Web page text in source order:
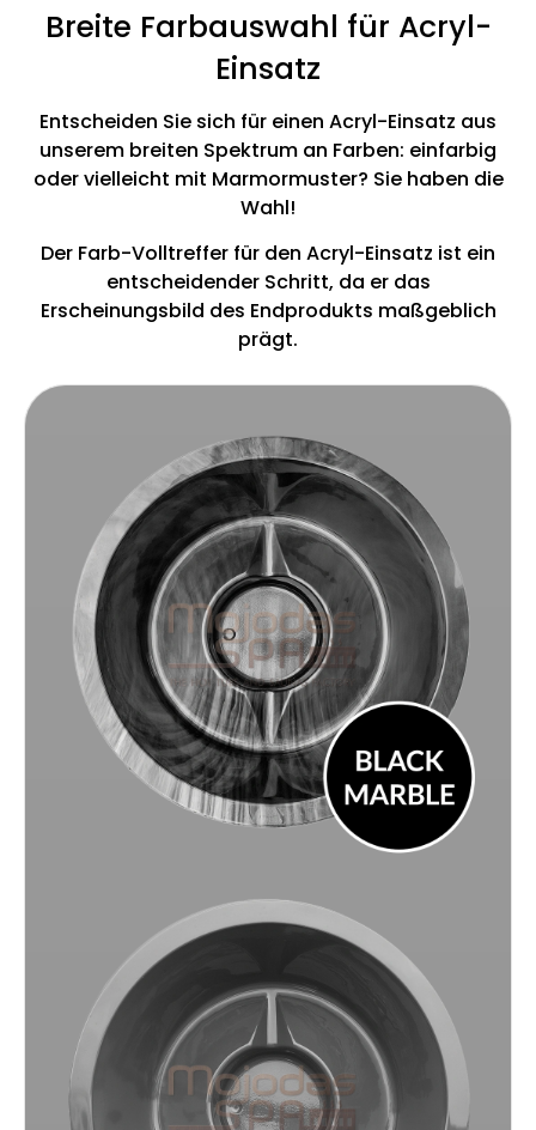
Breite Farbauswahl für Acryl-
Einsatz
Entscheiden Sie sich für einen Acryl-Einsatz aus
unserem breiten Spektrum an Farben: einfarbig
oder vielleicht mit Marmormuster? Sie haben die
Wahl!
Der Farb-Volltreffer für den Acryl-Einsatz ist ein
entscheidender Schritt, da er das
Erscheinungsbild des Endprodukts maßgeblich
prägt.